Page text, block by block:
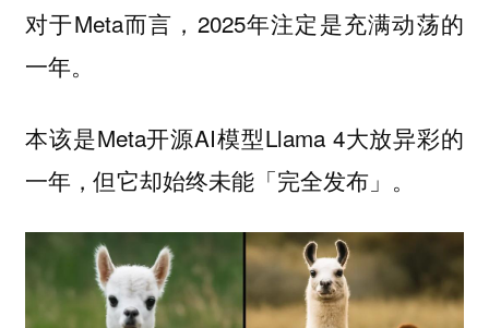
对于Meta而言，2025年注定是充满动荡的
一年。
本该是Meta开源AI模型Llama 4大放异彩的
一年，但它却始终未能「完全发布」。